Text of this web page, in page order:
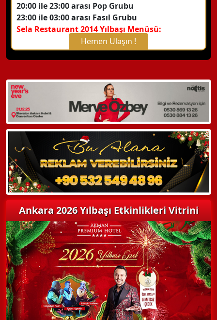
20:00 ile 23:00 arası Pop Grubu
23:00 ile 03:00 arası Fasıl Grubu
Sela Restaurant 2014 Yılbaşı Menüsü:
Hemen Ulaşın !
X Kapat
WhatsApp ile Bilgi Alın
Hemen Arayın
Detaylı Bilgi Alın
Ankara 2026 Yılbaşı Etkinlikleri Vitrini